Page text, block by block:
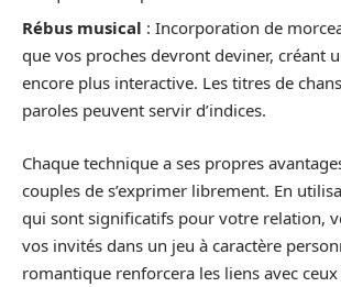
Rébus musical : Incorporation de
que vos proches devront deviner, créant
encore plus interactive. Les titres de
paroles peuvent servir d’indices.
Chaque technique a ses propres
couples de s’exprimer librement. En
qui sont significatifs pour votre relation,
vos invités dans un jeu à caractère
romantique renforcera les liens avec